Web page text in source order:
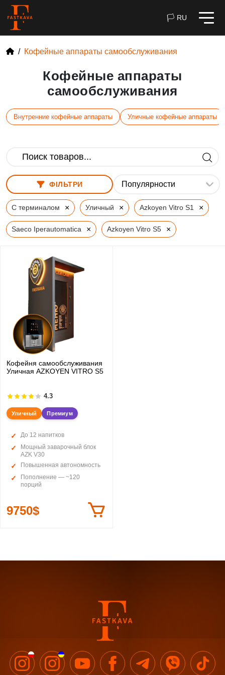
🏳 RU
Кофейные аппараты самообслуживания
Кофейные аппараты
самообслуживания
Внутренние кофейные аппараты Уличные кофейные аппараты
ФІЛЬТРИ
С терминалом × Уличный × Azkoyen Vitro S1 ×
Saeco Iperautomatica × Azkoyen Vitro S5 ×
Кофейня самообслуживания
Уличная AZKOYEN VITRO S5
4.3
Уличный Премиум
До 12 напитков
Мощный заварочный блок
AZK V30
Повышенная автономность
Пополнение — ~120
порций
9750$